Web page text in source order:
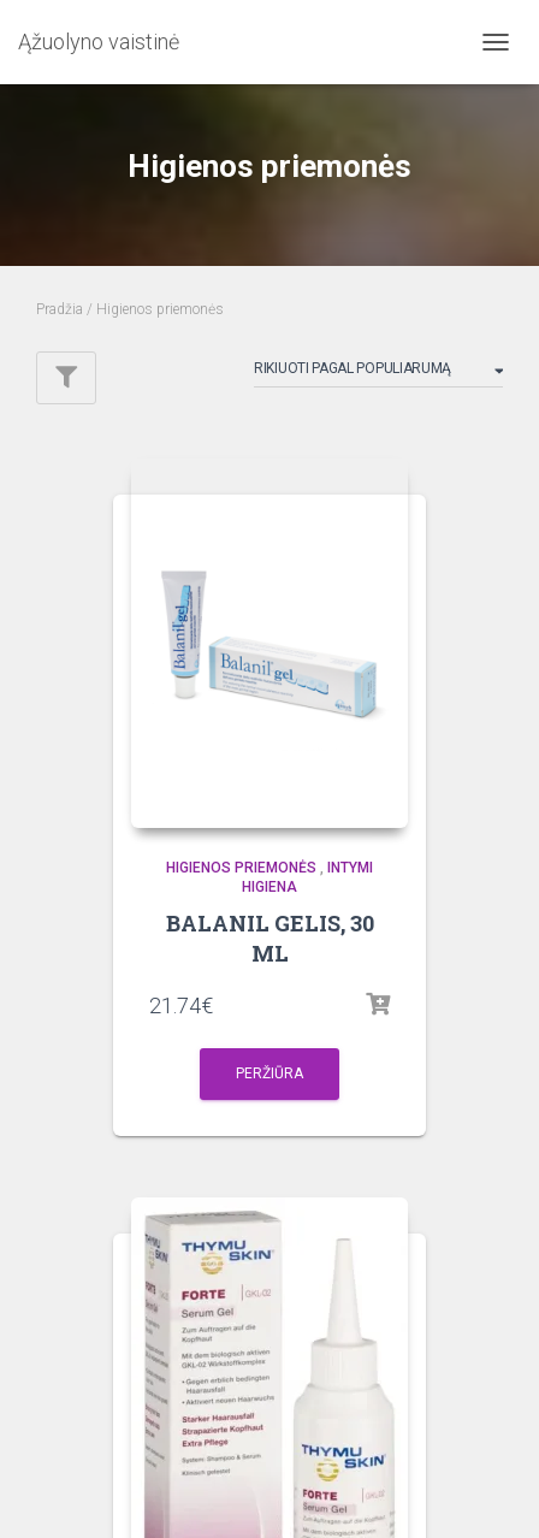
Ąžuolyno vaistinė
Higienos priemonės
Pradžia / Higienos priemonės
HIGIENOS PRIEMONĖS
INTYMI
HIGIENA
BALANIL GELIS, 30
ML
21.74€
PERŽIŪRA